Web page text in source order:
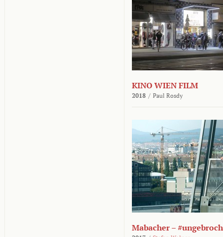
KINO WIEN FILM
2018 / Paul Rosdy
Mabacher –